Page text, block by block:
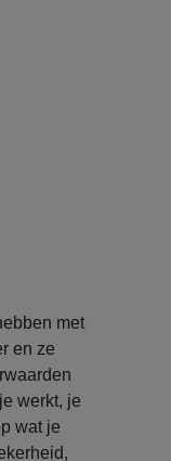
met
en ze
werkt, je
wat je